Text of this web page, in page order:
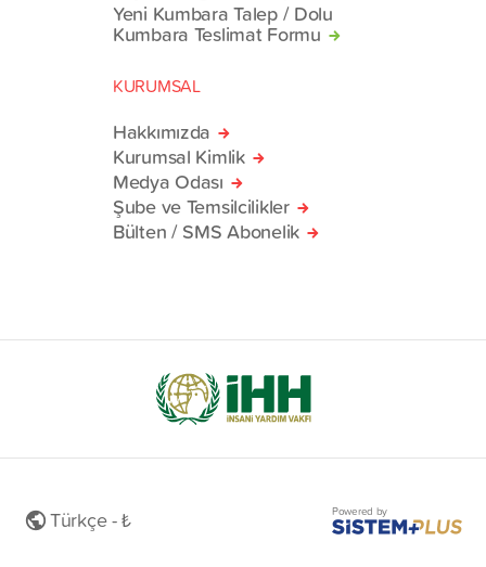
Yeni Kumbara Talep / Dolu
Kumbara Teslimat Formu
KURUMSAL
Hakkımızda
Kurumsal Kimlik
Medya Odası
Şube ve Temsilcilikler
Bülten / SMS Abonelik
Türkçe - ₺ Powered by